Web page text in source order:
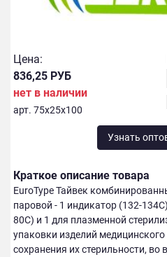
Цена:
836,25 РУБ
нет в наличии
арт. 75х25х100
Узнать
Краткое описание товара
EuroType Тайвек
паровой - 1 индикатор (132-
80С) и 1 для плазменной
упаковки изделий
сохранения их стерильности, во